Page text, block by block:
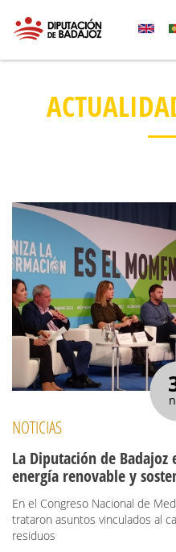
NOTICIAS
La Diputación de
energía renovable y
En el Congreso Nacional de
trataron asuntos vinculados al
residuos